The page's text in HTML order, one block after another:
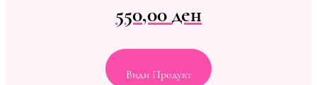
550,00ден
Види Продукт